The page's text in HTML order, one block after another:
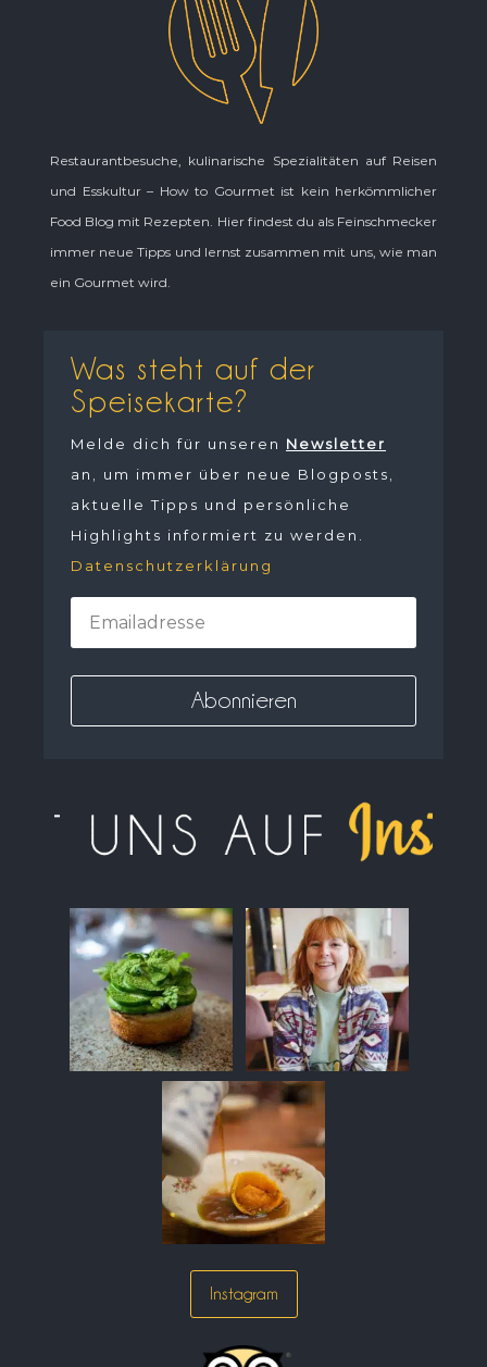
Restaurantbesuche, kulinarische Spezialitäten auf Reisen
und Esskultur – How to Gourmet ist kein herkömmlicher
Food Blog mit Rezepten. Hier findest du als Feinschmecker
immer neue Tipps und lernst zusammen mit uns, wie man
ein Gourmet wird.
Was steht auf der
Speisekarte?
Melde dich für unseren Newsletter
an, um immer über neue Blogposts,
aktuelle Tipps und persönliche
Highlights informiert zu werden.
Datenschutzerklärung
Instagram